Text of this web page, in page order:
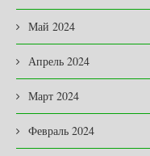
Май 2024
Апрель 2024
Март 2024
Февраль 2024